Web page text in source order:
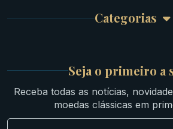
Atendimento
Categorias
Ouro
Ibéricas
Lotes
Material
NGC e NNC
Seja o primeiro a
Receba todas as notícias,
moedas clássicas em